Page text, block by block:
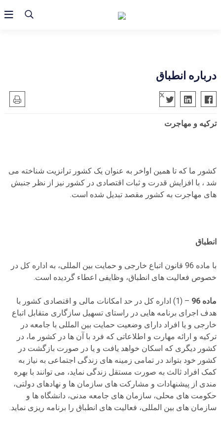
درباره انطباق
ترکیه و مهاجرت
کشور ما که تا همین اواخر به عنوان یک کشور ترانزیت شناخته می
شد ، با افزایش قدرت و ثبات اقتصادی در کشور نیز از نظر جنبش
های مهاجرت به کشور مقصد تبدیل شده است.
انطباق
با ماده 96 قانون اتباع خارجی و حمایت بین المللی، به اداره کل در
خصوص فعالیت های انطباق، وظایفی اعطاء گردیده است.
ماده 96
– (
1) اداره کل در حد امکانات مالی و اقتصادی کشور با
هدف اجرای برنامه هایی در راستای تسهیل سازگاری متقابل اتباع
خارجی و یا افراد دارای وضعیت حمایت بین المللی با جامعه در
ترکیه و ارائه مهارت و اطلاعاتی که فرد با آن ها در کشور ما، در
کشور دیگری که اسکان خواهد یافت و یا در صورت بازگشت در
کشور خود بتواند در تمامی زمینه های زندگی اجتماعی به نیاز به
کمک افراد ثالث به صورت مستقل زندگی نماید، می توانند با بهره
مندی از پیشنهادات و مشارکت های سازمان ها و نهادهای دولتی،
حکومت های محلی، سازمان های جامعه مدنی، دانشگاه ها و
سازمان های بین المللی، فعالیت های انطباق را برنامه ریزی نماید.